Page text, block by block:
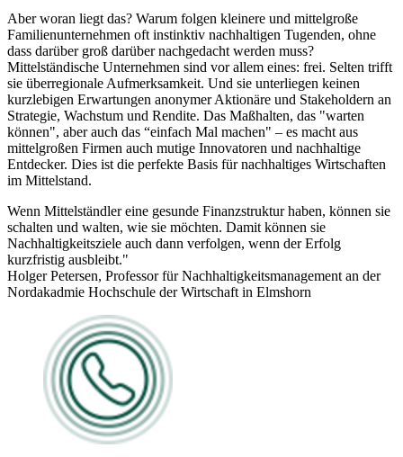
Aber woran liegt das? Warum folgen kleinere und mittelgroße
Familienunternehmen oft instinktiv nachhaltigen Tugenden, ohne
dass darüber groß darüber nachgedacht werden muss?
Mittelständische Unternehmen sind vor allem eines: frei. Selten trifft
sie überregionale Aufmerksamkeit. Und sie unterliegen keinen
kurzlebigen Erwartungen anonymer Aktionäre und Stakeholdern an
Strategie, Wachstum und Rendite. Das Maßhalten, das "warten
können", aber auch das “einfach Mal machen" – es macht aus
mittelgroßen Firmen auch mutige Innovatoren und nachhaltige
Entdecker. Dies ist die perfekte Basis für nachhaltiges Wirtschaften
im Mittelstand.
Wenn Mittelständler eine gesunde Finanzstruktur haben, können sie
schalten und walten, wie sie möchten. Damit können sie
Nachhaltigkeitsziele auch dann verfolgen, wenn der Erfolg
kurzfristig ausbleibt."
Holger Petersen, Professor für Nachhaltigkeitsmanagement an der
Nordakadmie Hochschule der Wirtschaft in Elmshorn